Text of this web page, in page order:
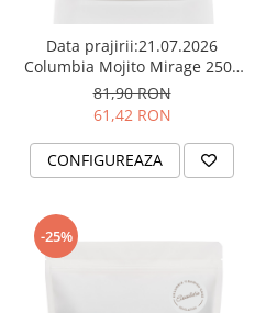
Data prajirii:21.07.2026
Columbia Mojito Mirage 250g
- Cafea de specialitate
DROPSHOT
81,90 RON
61,42 RON
CONFIGUREAZA
-25%